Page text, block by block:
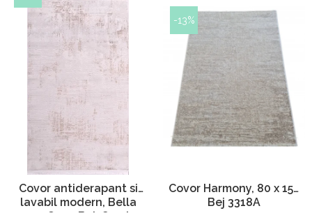
Covor antiderapant si
lavabil modern, Bella
-13%
Covor Harmony, 80 x 150
Bej 3318A